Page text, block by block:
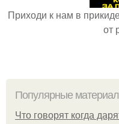
Приходи к нам в
от
Популярные
Что говорят когда